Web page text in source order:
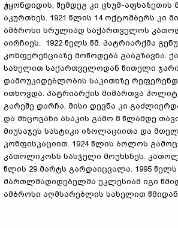
ჭყონდიდის, შემდეგ კი ცხუმ-
აკურთხეს. 1921 წლის 14 ოქტომბერს კი
ამბროსი სრულიად საქართველოს
აირჩიეს. 1922 წელს წმ. პატრიარქმა
კონფერენციაზე მოწოდება გააგზავნა.
სახელით საქართველოდან წითელი
დამოუკიდებლობის საკითხზე
ითხოვდა. პატრიარქის მიმართვა
გარეშე დარჩა, მისი დევნა კი
და მხცოვანი ასაკის გამო 8 წლამდე
მიუსაჯეს სასტიკი იზოლაციითა და
კონფისკაციით. 1924 წლის ბოლოს
კათოლიკოსს სასჯელი მოუხსნეს.
წლის 29 მარტს გარდაიცვალა. 1995
მართლმადიდებელმა ეკლესიამ იგი
ამბროსი აღმსარებლის სახელით